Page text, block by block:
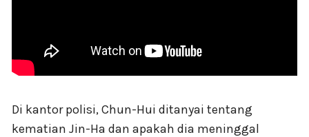
Di kantor polisi, Chun-Hui ditanyai tentang
kematian Jin-Ha dan apakah dia meninggal